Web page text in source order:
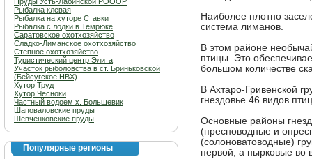
Рыбалка клевая
Рыбалка на хуторе Ставки
Рыбалка с лодки в Темрюке
Саратовское охотхозяйство
Сладко-Лиманское охотхозяйство
Степное охотхозяйство
Туристический центр Элита
Участок рыболовства в ст. Бриньковской
(Бейсугское НВХ)
Хутор Труд
Хутор Чесноки
Частный водоем х. Большевик
Шаповаловские пруды
Шевченковские пруды
Популярные регионы
Наиболее плотно
система лиманов.
В этом районе
птицы. Это
большом количестве
В Ахтаро-Гривенской
гнездовье 46 видов
Основные районы
(пресноводные и
(солоноватоводные)
первой, а нырковые во